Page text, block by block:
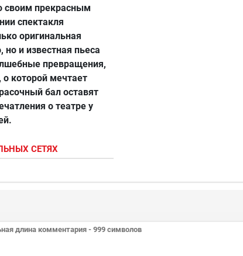
своим прекрасным
спектакля
оригинальная
и известная пьеса
превращения,
о которой мечтает
бал оставят
о театре у
СЕТЯХ